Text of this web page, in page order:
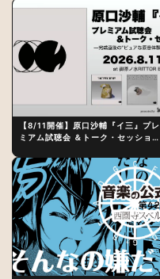
【8/11開催】原口沙輔『イ三』プレ
ミアム試聴会 ＆トーク・セッション
制作秘話